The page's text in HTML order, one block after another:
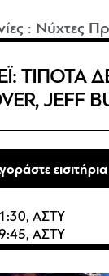
: Νύχτες
ΤΙΠΟΤΑ
JEFF
ΑΣΤΥ
ΑΣΤΥ